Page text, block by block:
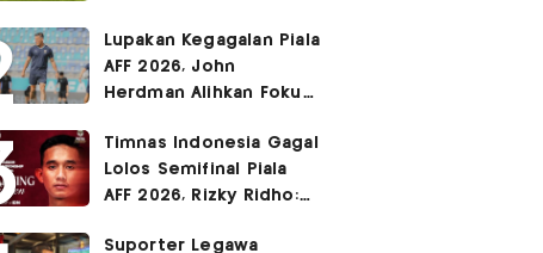
Piala AFF 2026
Lupakan Kegagalan Piala
AFF 2026, John
Herdman Alihkan Fokus
FIFA ASEAN Cup
Timnas Indonesia Gagal
Lolos Semifinal Piala
AFF 2026, Rizky Ridho:
Suporter Legawa